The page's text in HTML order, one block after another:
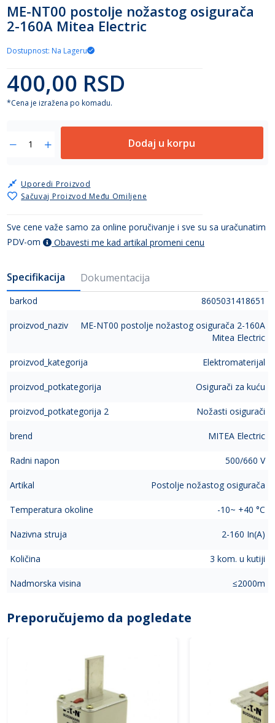
the
beginning
the
gallery
ME-NT00 postolje nožastog osigurača
2-160A Mitea Electric
Dostupnost: Na Lageru
400,00 RSD
*Cena je izražena po komadu.
Dodaj u korpu
Sačuvaj Proizvod Među Omiljene
Uporedi Proizvod
Sve cene važe samo za online poručivanje i sve su sa uračunatim
PDV-om
Obavesti me kad artikal promeni cenu
Specifikacija Dokumentacija
barkod 8605031418651
proizvod_naziv
ME-NT00 postolje nožastog osigurača 2-160A
Mitea Electric
proizvod_kategorija Elektromaterijal
proizvod_potkategorija Osigurači za kuću
proizvod_potkategorija 2 Nožasti osigurači
brend MITEA Electric
Radni napon 500/660 V
Artikal Postolje nožastog osigurača
Temperatura okoline -10~ +40 °C
Nazivna struja 2-160 In(A)
Količina 3 kom. u kutiji
Nadmorska visina ≤2000m
Preporučujemo da pogledate